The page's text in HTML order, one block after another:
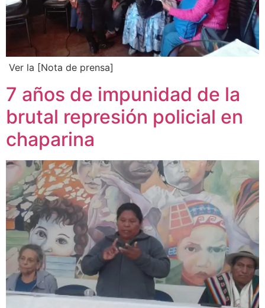
Ver la [Nota de prensa]
7 años de impunidad de la
brutal represión policial en
chaparina